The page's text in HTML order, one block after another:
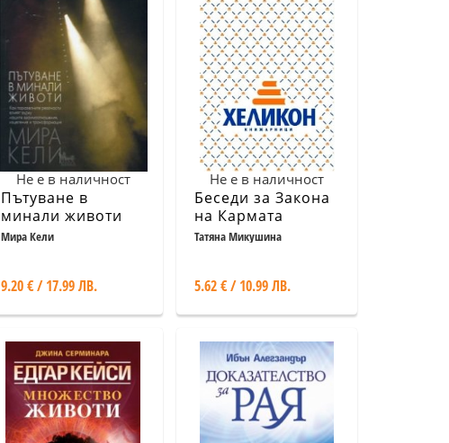
Не е в наличност
Пътуване в
минали животи
Мира Кели
9.20 € / 17.99 ЛВ.
Не е в наличност
Беседи за Закона
на Кармата
Татяна Микушина
5.62 € / 10.99 ЛВ.